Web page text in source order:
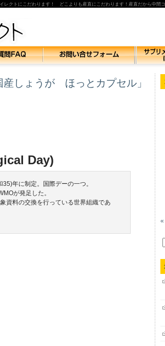
レクトにこだわります！ どこよりも産直にこだわります！産直だから中間
産しょうが ほっとカプセル」
Day)
年に制定。国際デーの一つ。
が発足した。
資料の交換を行っている世界組織であ
«